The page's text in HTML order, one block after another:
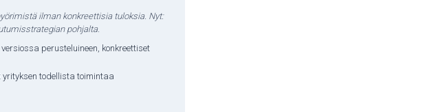
ilman konkreettisia tuloksia. Nyt:
pohjalta.
perusteluineen, konkreettiset
todellista toimintaa